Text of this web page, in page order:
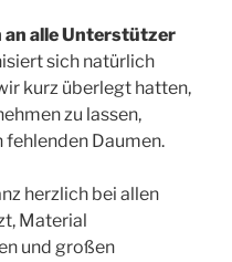
an alle Unterstützer
sich natürlich
kurz überlegt hatten,
zu lassen,
Daumen.
herzlich bei allen
Material
und großen